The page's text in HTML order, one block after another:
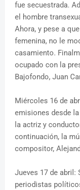
fue secuestrada.
el hombre
Ahora, y pese a
femenina, no le
casamiento.
ocupado con la
Bajofondo, Juan
Miércoles 16 de
emisiones desde
la actriz y
continuación, la
compositor,
Jueves 17 de abril:
periodistas